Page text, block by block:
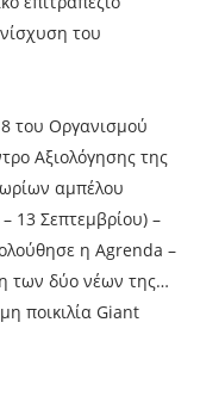
του
του Οργανισµού
Αξιολόγησης της
αµπέλου
13 Σεπτεµβρίου) –
η Agrenda –
των δύο νέων της…
ποικιλία Giant